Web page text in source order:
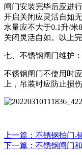
闸门安装完毕后应进
开启关闭应灵活自如
水量应不大于0.1升/米
关闭灵活自如。以上
七、不锈钢闸门维护：
不锈钢闸门不使用时
上，吊装时应防止损伤
上一篇：不锈钢拍门
下一篇：不锈钢闸门